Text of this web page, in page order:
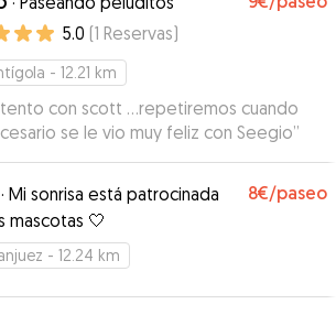
bien, se que Pampita estuvo cuidada
y vamos a repetir! Ya que
de tener una atención bastante
porque no tiene muchos perritos al
tiempo , creo que los precios que
con Mirella y la recomendamos !”
5.0 (1 Reservas)
- 12.21 km
con scott ...repetiremos cuando
se le vio muy feliz con Seegio”
· Mi sonrisa está patrocinada
mascotas 🤍
8€/paseo
- 12.24 km